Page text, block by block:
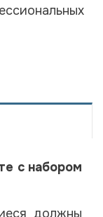
с набором
должны